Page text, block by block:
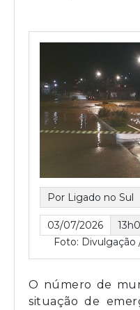
Por Ligado no Sul
03/07/2026
Foto: Divulgação
O número de
situação de